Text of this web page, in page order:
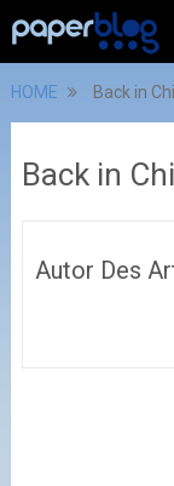
HOME Back in
Back in
Autor Des